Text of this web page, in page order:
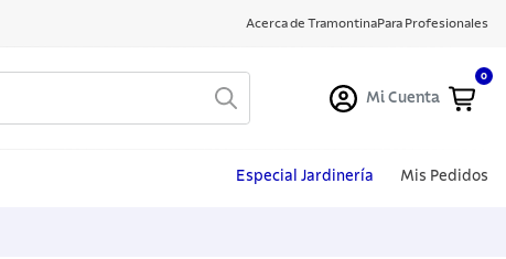
Acerca de TramontinaPara Profesionales
Mi Cuenta
0
Especial Jardinería Mis Pedidos